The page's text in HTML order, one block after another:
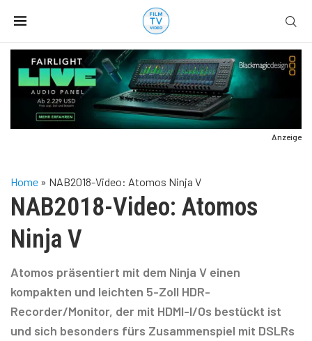
Anzeige
Home » NAB2018-Video: Atomos Ninja V
NAB2018-Video: Atomos
Ninja V
Atomos präsentiert mit dem Ninja V einen
kompakten und leichten 5-Zoll HDR-
Recorder/Monitor, der mit HDMI-I/Os bestückt ist
und sich besonders fürs Zusammenspiel mit DSLRs